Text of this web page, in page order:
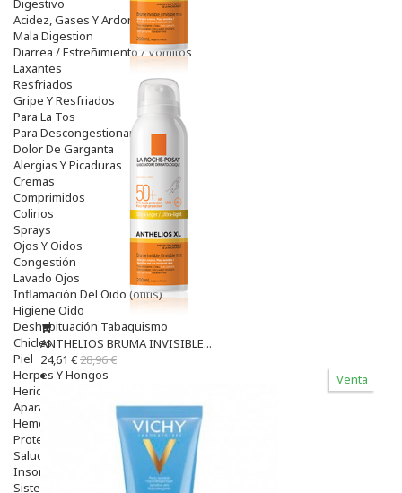
Acidez, Gases Y Ardores
Mala Digestion
Diarrea / Estreñimiento / Vómitos
Laxantes
Resfriados
Gripe Y Resfriados
Para La Tos
Para Descongestionar La Nariz
Dolor De Garganta
Alergias Y Picaduras
Cremas
Comprimidos
Colirios
Sprays
Ojos Y Oidos
Congestión
Lavado Ojos
Inflamación Del Oido (otitis)
Higiene Oido
Deshabituación Tabaquismo
Chicles
Piel
Herpes Y Hongos
Heridas Y úlceras
Aparato Genital
Hemorroides
Protectores Y Emolientes
Salud
Insomnio
Sistema Nervioso
ANTHELIOS BRUMA INVISIBLE...
24,61 €28,96 €
Venta